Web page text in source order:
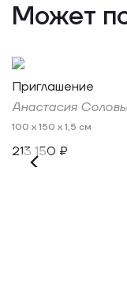
Может
Приглашение
Анастасия
100 x 150 x 1,5 см
213 150 ₽